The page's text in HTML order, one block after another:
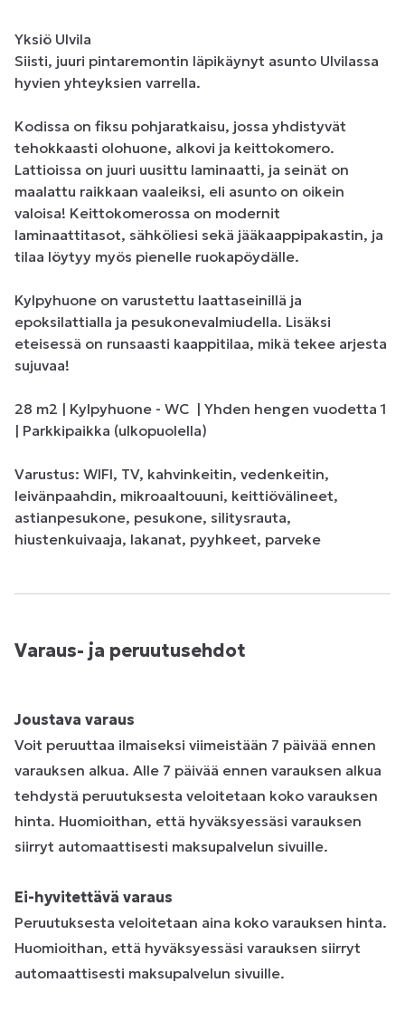
Yksiö Ulvila
Siisti, juuri pintaremontin läpikäynyt asunto Ulvilassa
hyvien yhteyksien varrella.
Kodissa on fiksu pohjaratkaisu, jossa yhdistyvät
tehokkaasti olohuone, alkovi ja keittokomero.
Lattioissa on juuri uusittu laminaatti, ja seinät on
maalattu raikkaan vaaleiksi, eli asunto on oikein
valoisa! Keittokomerossa on modernit
laminaattitasot, sähköliesi sekä jääkaappipakastin, ja
tilaa löytyy myös pienelle ruokapöydälle.
Kylpyhuone on varustettu laattaseinillä ja
epoksilattialla ja pesukonevalmiudella. Lisäksi
eteisessä on runsaasti kaappitilaa, mikä tekee arjesta
sujuvaa!
28 m2 | Kylpyhuone - WC  | Yhden hengen vuodetta 1
| Parkkipaikka (ulkopuolella)
Varustus: WIFI, TV, kahvinkeitin, vedenkeitin,
leivänpaahdin, mikroaaltouuni, keittiövälineet,
astianpesukone, pesukone, silitysrauta,
hiustenkuivaaja, lakanat, pyyhkeet, parveke
Varaus- ja peruutusehdot
Joustava varaus
Voit peruuttaa ilmaiseksi viimeistään 7 päivää ennen
varauksen alkua. Alle 7 päivää ennen varauksen alkua
tehdystä peruutuksesta veloitetaan koko varauksen
hinta. Huomioithan, että hyväksyessäsi varauksen
siirryt automaattisesti maksupalvelun sivuille.
Ei-hyvitettävä varaus
Peruutuksesta veloitetaan aina koko varauksen hinta.
Huomioithan, että hyväksyessäsi varauksen siirryt
automaattisesti maksupalvelun sivuille.